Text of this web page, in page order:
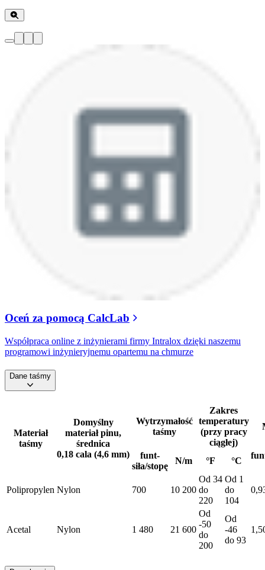
Oceń za pomocą CalcLab
Współpraca online z inżynierami firmy Intralox dzięki naszemu
programowi inżynieryjnemu opartemu na chmurze
Dane taśmy
Materiał
taśmy
Domyślny
materiał pinu,
średnica
0,18 cala (4,6 mm)
Wytrzymałość
taśmy
Zakres
temperatury
(przy pracy
ciągłej)
funt-
siła/stopę
N/m °F °C
Polipropylen Nylon 700 10 200
Od 34
do
220
Od 1
do
104
Acetal Nylon 1 480 21 600
Od
-50
do
200
Od
-46
do 93